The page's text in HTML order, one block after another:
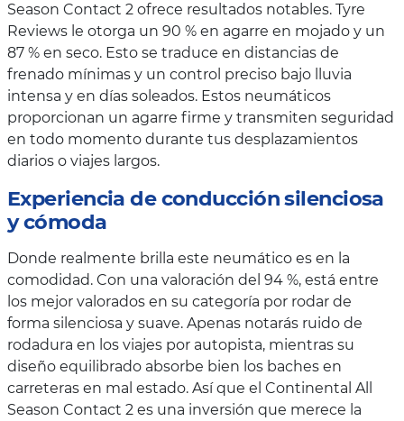
Season Contact 2 ofrece resultados notables. Tyre
Reviews le otorga un 90 % en agarre en mojado y un
87 % en seco. Esto se traduce en distancias de
frenado mínimas y un control preciso bajo lluvia
intensa y en días soleados. Estos neumáticos
proporcionan un agarre firme y transmiten seguridad
en todo momento durante tus desplazamientos
diarios o viajes largos.
Experiencia de conducción silenciosa
y cómoda
Donde realmente brilla este neumático es en la
comodidad. Con una valoración del 94 %, está entre
los mejor valorados en su categoría por rodar de
forma silenciosa y suave. Apenas notarás ruido de
rodadura en los viajes por autopista, mientras su
diseño equilibrado absorbe bien los baches en
carreteras en mal estado. Así que el Continental All
Season Contact 2 es una inversión que merece la